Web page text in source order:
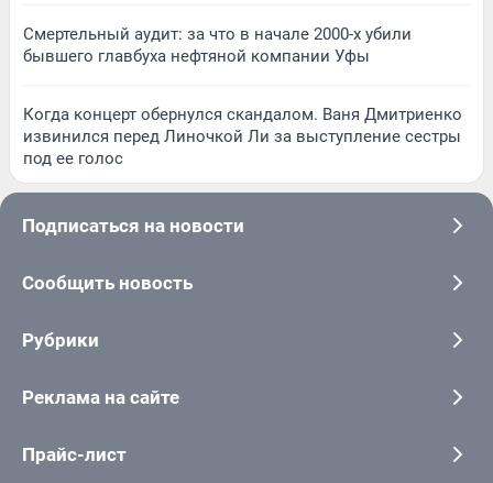
Смертельный аудит: за что в начале 2000-х убили
бывшего главбуха нефтяной компании Уфы
Когда концерт обернулся скандалом. Ваня Дмитриенко
извинился перед Линочкой Ли за выступление сестры
под ее голос
Подписаться на новости
Сообщить новость
Рубрики
Реклама на сайте
Прайс-лист